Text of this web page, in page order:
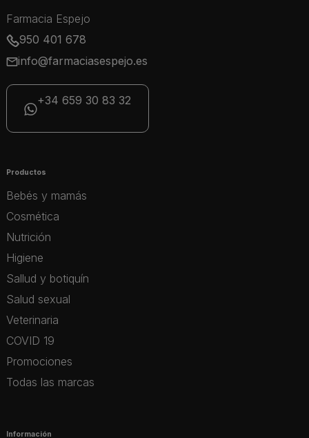
Farmacia Espejo
950 401 678
info@farmaciasespejo.es
+34 659 30 83 32
Productos
Bebés y mamás
Cosmética
Nutrición
Higiene
Sallud y botiquín
Salud sexual
Veterinaria
COVID 19
Promociones
Todas las marcas
Información